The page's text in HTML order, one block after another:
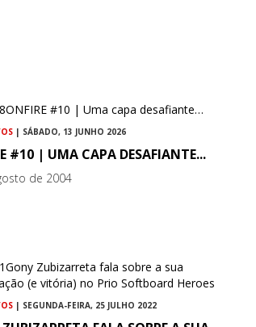
| SÁBADO, 13 JUNHO 2026
#10 | UMA CAPA DESAFIANTE...
de 2004
| SEGUNDA-FEIRA, 25 JULHO 2022